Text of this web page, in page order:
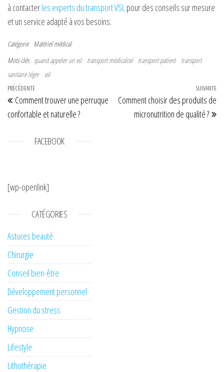
à contacterles experts du transport VSL pour des conseils sur mesure
et un service adapté à vos besoins.
Catégorie Matériel médical
Mots-clés quand appeler un vsl transport médicalisé transport patient
transport
sanitaire léger
vsl
Navigation de l’article
Article précédent
PRÉCÉDENTE
Comment trouver une perruque
confortable et naturelle ?
SUIVANTE
Comment choisir des produits de
micronutrition de qualité ?
FACEBOOK
[wp-openlink]
CATÉGORIES
Astuces beauté
Chirurgie
Conseil bien-être
Développement personnel
Gestion du stress
Hypnose
Lifestyle
Lithothérapie